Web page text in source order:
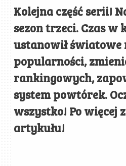
Kolejna część serii!
sezon trzeci. Czas w
ustanowił
popularności,
rankingowych,
system powtórek.
wszystko! Po więcej
artykułu!